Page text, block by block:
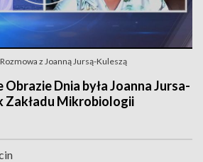
z Joanną Jursą-Kuleszą
Obrazie Dnia była Joanna Jursa-
Zakładu Mikrobiologii